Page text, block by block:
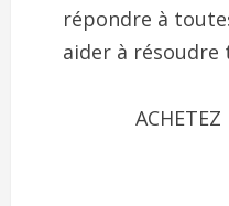
répondre à
aider à